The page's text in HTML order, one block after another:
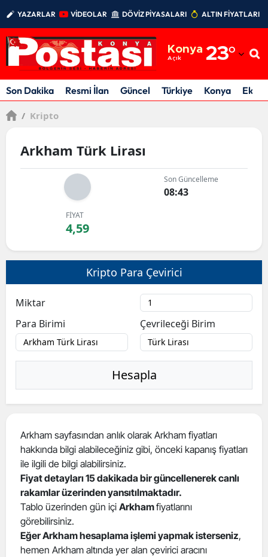
YAZARLAR VİDEOLAR DÖVİZ PİYASALARI ALTIN FİYATLARI
Konya
Açık 23°
Adıyaman
Afyonkarahisar
Antalya
Bitlis
Bolu
Bursa
Çanakkale
Çankırı
Çorum
Edirne
Son Dakika Resmi İlan Güncel Türkiye Konya
/ Kripto
Arkham Türk Lirası
Son Güncelleme
08:43
FİYAT
4,59
Kripto Para Çevirici
Miktar
Para Birimi
Çevrileceği Birim
Hesapla
Arkham sayfasından anlık olarak Arkham fiyatları
hakkında bilgi alabileceğiniz gibi, önceki kapanış fiyatları
ile ilgili de bilgi alabilirsiniz.
Fiyat detayları 15 dakikada bir güncellenerek canlı
rakamlar üzerinden yansıtılmaktadır.
Tablo üzerinden gün içi Arkhamfiyatlarını
görebilirsiniz.
Eğer Arkham hesaplama işlemi yapmak isterseniz,
hemen Arkham altında yer alan çevirici aracını